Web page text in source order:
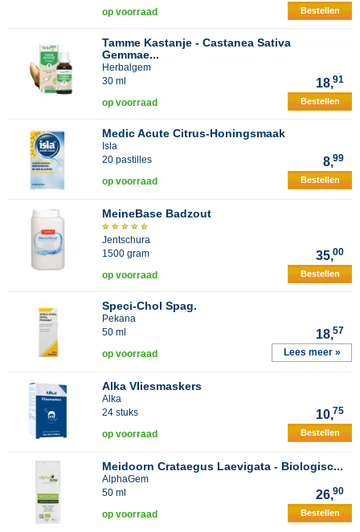
op voorraad Bestellen
Tamme Kastanje - Castanea Sativa
Gemmae...
Herbalgem
30 ml
18,91
op voorraad Bestellen
Medic Acute Citrus-Honingsmaak
Isla
20 pastilles
8,99
op voorraad Bestellen
MeineBase Badzout
Jentschura
1500 gram
35,00
op voorraad Bestellen
Speci-Chol Spag.
Pekana
50 ml
18,57
op voorraad Lees meer »
Alka Vliesmaskers
Alka
24 stuks
10,75
op voorraad Bestellen
Meidoorn Crataegus Laevigata - Biologisc...
AlphaGem
50 ml
26,90
op voorraad Bestellen